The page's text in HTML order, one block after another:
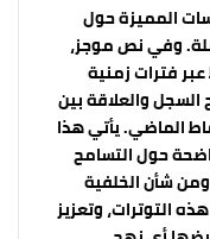
المميزة حول
وفي نص موجز،
فترات زمنية
والعلاقة بين
الماضي. يأتي هذا
حول التسامح
شأن الخلفية
التوترات، وتعزيز